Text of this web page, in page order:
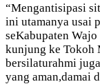
“Mengantisipasi
ini utamanya usai
seKabupaten
kunjung ke Tokoh
bersilaturahmi
yang aman,damai